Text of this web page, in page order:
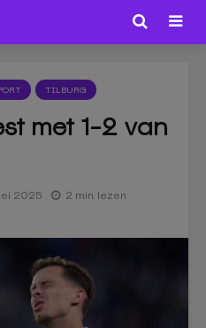
TILBURG
met 1-2 van
2025 2 min. lezen